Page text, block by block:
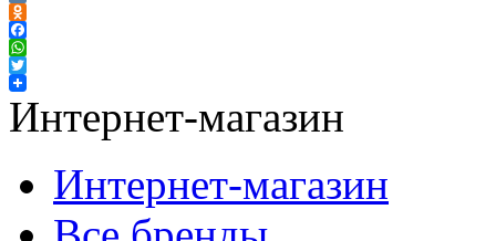
VK
Odnoklassniki
Facebook
WhatsApp
Twitter
Интернет-магазин
Интернет-магазин